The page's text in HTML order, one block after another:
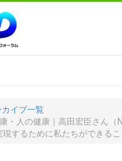
カイブ一覧
・人の健康｜高田宏臣さん（
するために私たちができるこ